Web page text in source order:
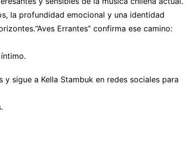
la profundidad emocional y una identidad
Errantes” confirma ese camino:
sigue a Kella Stambuk en redes sociales para